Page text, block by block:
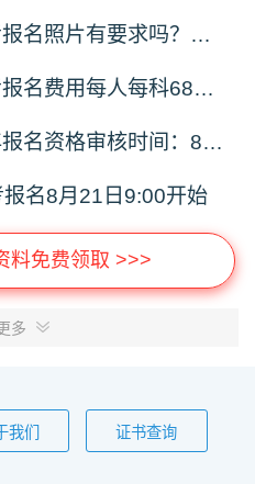
2026下半年山东软考报名照片有要求吗？必须为白色背景彩色证件照
2026下半年山东软考报名费用每人每科68元，报名缴费9月8日16:00截止
山东软考2026下半年报名资格审核时间：8月21日9:00—9月4日16:00
名8月21日9:00开始
料免费领取 >>>
多
我们 证书查询